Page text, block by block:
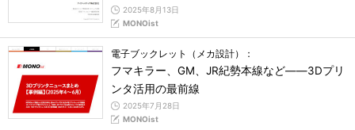
2025年8月13日
MONOist
電子ブックレット（メカ設計）：
フマキラー、GM、JR紀勢本線など――3Dプリ
ンタ活用の最前線
2025年7月28日
MONOist